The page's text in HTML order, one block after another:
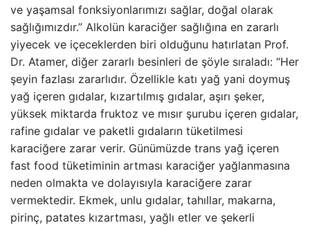
ve yaşamsal fonksiyonlarımızı sağlar, doğal olarak
sağlığımızdır.” Alkolün karaciğer sağlığına en zararlı
yiyecek ve içeceklerden biri olduğunu hatırlatan Prof.
Dr. Atamer, diğer zararlı besinleri de şöyle sıraladı: “Her
şeyin fazlası zararlıdır. Özellikle katı yağ yani doymuş
yağ içeren gıdalar, kızartılmış gıdalar, aşırı şeker,
yüksek miktarda fruktoz ve mısır şurubu içeren gıdalar,
rafine gıdalar ve paketli gıdaların tüketilmesi
karaciğere zarar verir. Günümüzde trans yağ içeren
fast food tüketiminin artması karaciğer yağlanmasına
neden olmakta ve dolayısıyla karaciğere zarar
vermektedir. Ekmek, unlu gıdalar, tahıllar, makarna,
pirinç, patates kızartması, yağlı etler ve şekerli